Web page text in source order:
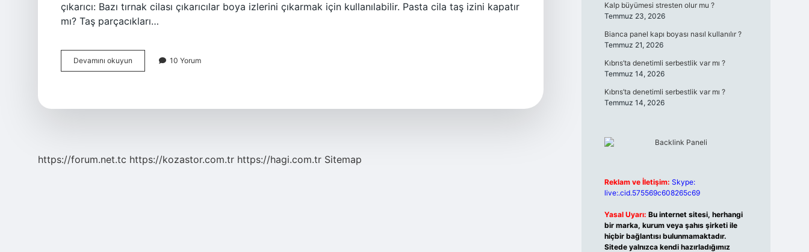
çıkarıcı: Bazı tırnak cilası çıkarıcılar boya izlerini çıkarmak için kullanılabilir. Pasta cila taş izini kapatır
mı? Taş parçacıkları…
Devamını okuyun
Cila
10 Yorum
https://forum.net.tc https://kozastor.com.tr https://hagi.com.tr Sitemap
Kalp büyümesi stresten olur mu ?
Temmuz 23, 2026
Bianca panel kapı boyası nasıl kullanılır ?
Temmuz 21, 2026
Kıbrıs’ta denetimli serbestlik var mı ?
Temmuz 14, 2026
Kıbrıs’ta denetimli serbestlik var mı ?
Temmuz 14, 2026
Reklam ve İletişim: Skype:
live:.cid.575569c608265c69
Yasal Uyarı: Bu internet sitesi, herhangi
bir marka, kurum veya şahıs şirketi ile
hiçbir bağlantısı bulunmamaktadır.
Sitede yalnızca kendi hazırladığımız